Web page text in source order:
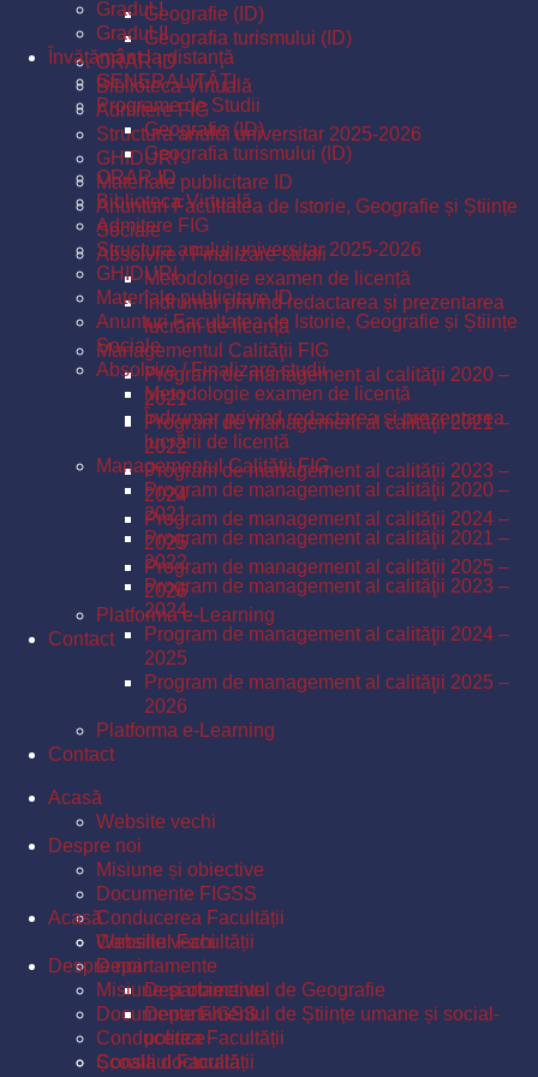
Geografie (ID)
Geografia turismului (ID)
ORAR ID
Biblioteca Virtuală
Admitere FIG
Structura anului universitar 2025-2026
GHIDURI
Materiale publicitare ID
Anunturi Facultatea de Istorie, Geografie și Științe
Sociale
Absolvire / Finalizare studii
Metodologie examen de licență
Îndrumar privind redactarea și prezentarea
lucrării de licență
Managementul Calităţii FIG
Program de management al calităţii 2020 –
2021
Program de management al calităţii 2021 –
2022
Program de management al calităţii 2023 –
2024
Program de management al calităţii 2024 –
2025
Program de management al calităţii 2025 –
2026
Platforma e-Learning
Contact
Gradul I
Gradul II
Învăţământ la distanţă
GENERALITĂŢI
Programe de Studii
Geografie (ID)
Geografia turismului (ID)
ORAR ID
Biblioteca Virtuală
Admitere FIG
Structura anului universitar 2025-2026
GHIDURI
Materiale publicitare ID
Anunturi Facultatea de Istorie, Geografie și Științe
Sociale
Absolvire / Finalizare studii
Metodologie examen de licență
Îndrumar privind redactarea și prezentarea
lucrării de licență
Managementul Calităţii FIG
Program de management al calităţii 2020 –
2021
Program de management al calităţii 2021 –
2022
Program de management al calităţii 2023 –
2024
Program de management al calităţii 2024 –
2025
Program de management al calităţii 2025 –
2026
Platforma e-Learning
Contact
Acasă
Website vechi
Despre noi
Misiune și obiective
Documente FIGSS
Conducerea Facultății
Consiliul Facultății
Departamente
Departamentul de Geografie
Departamentul de Științe umane și social-
politice
Școala doctorală
Acasă
Website vechi
Despre noi
Misiune și obiective
Documente FIGSS
Conducerea Facultății
Consiliul Facultății